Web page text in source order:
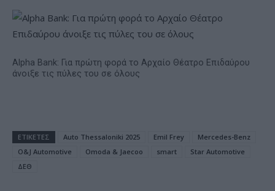
Alpha Bank: Για πρώτη φορά το Αρχαίο Θέατρο Επιδαύρου
άνοιξε τις πύλες του σε όλους
ΕΤΙΚΕΤΕΣ Auto Thessaloniki 2025 Emil Frey
Mercedes-Benz
O&J Automotive
Omoda & Jaecoo smart
Star Automotive
ΔΕΘ